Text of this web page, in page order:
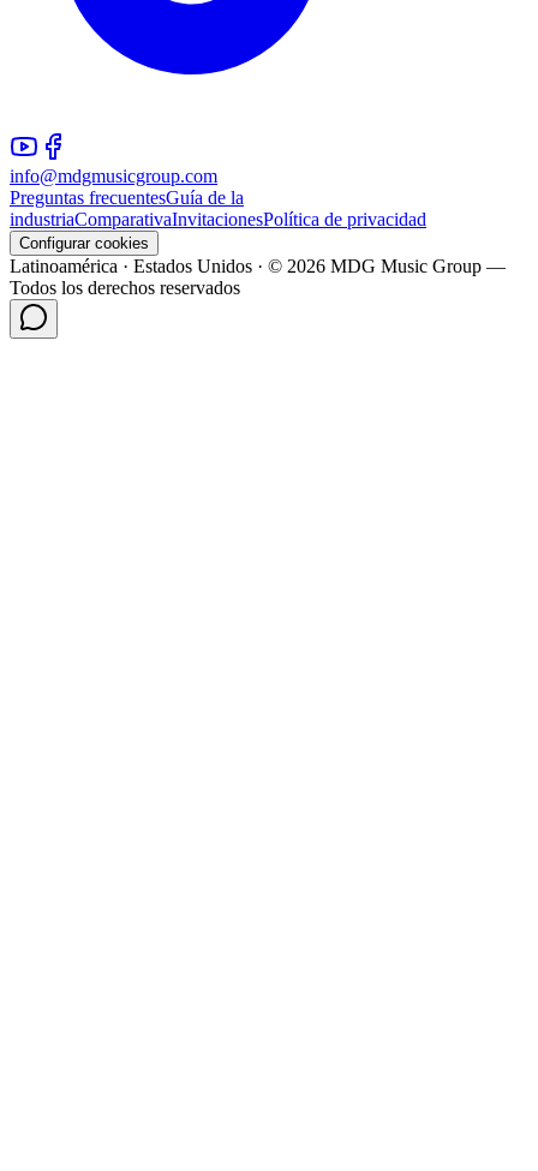
info@mdgmusicgroup.com
Preguntas frecuentesGuía de la
industriaComparativaInvitacionesPolítica de privacidad
Configurar cookies
Latinoamérica · Estados Unidos · © 2026 MDG Music Group —
Todos los derechos reservados